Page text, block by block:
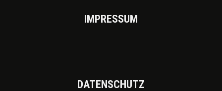
IMPRES­SUM
DATEN­SCHUTZ